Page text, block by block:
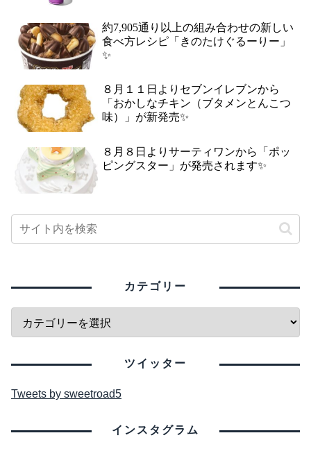
約7,905通り以上の組み合わせの新しい
食べ方レシピ「きのたけぐるーりー」
✨
８月１１日よりセブンイレブンから
「おかしなチキン（ブタメンとんこつ
味）」が新発売✨
８月８日よりサーティワンから「ポッ
ピングスター」が発売されます✨
カテゴリー
ツイッター
Tweets by sweetroad5
インスタグラム